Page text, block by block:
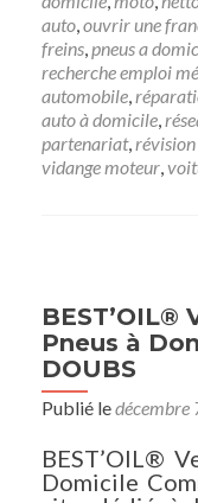
auto,ouvrir une
freins,pneus a
recherche emploi
automobile,
auto à domicile,
partenariat,
vidange moteur,
Pneus à
DOUBS
Publié ledécembre
BEST’OIL®
Domicile